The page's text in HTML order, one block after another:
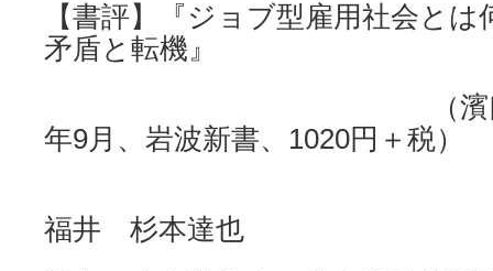
【書評】『ジョブ型雇用社会と
矛盾と転機』
（濱口桂一郎
年9月、岩波新書、1020円＋税）
福井 杉本達也